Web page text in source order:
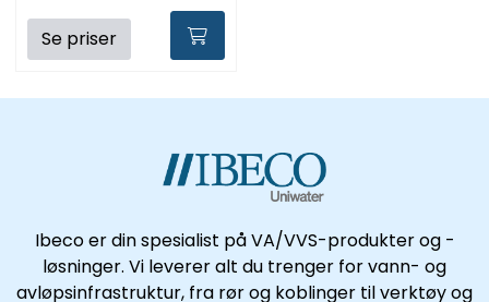
Se priser
Ibeco er din spesialist på VA/VVS-produkter og -
løsninger. Vi leverer alt du trenger for vann- og
avløpsinfrastruktur, fra rør og koblinger til verktøy og